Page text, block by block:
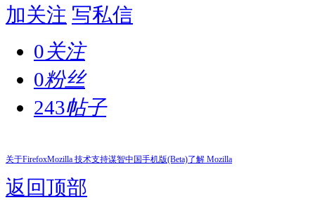
加关注 写私信
0关注
0粉丝
243帖子
关于FirefoxMozilla 技术支持谋智中国手机版(Beta)了解 Mozilla
返回顶部